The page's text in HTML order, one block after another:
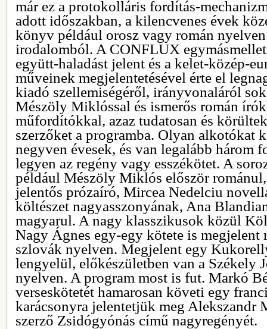
már ez a protokolláris fordítás-
adott időszakban, a kilencvenes évek
könyv például orosz vagy román
irodalomból. A CONFLUX
együtt-haladást jelent és a kelet-közép-
műveinek megjelentetésével érte el
kiadó szellemiségéről, irányvonaláról
Mészöly Miklóssal és ismerős román
műfordítókkal, azaz tudatosan és
szerzőket a programba. Olyan alkotókat
negyven évesek, és van legalább három
legyen az regény vagy esszékötet. A
például Mészöly Miklós először
jelentős prózaíró, Mircea Nedelciu
költészet nagyasszonyának, Ana
magyarul. A nagy klasszikusok közül
Nagy Ágnes egy-egy kötete is megjelent
szlovák nyelven. Megjelent egy
lengyelül, előkészületben van a Székely
nyelven. A program most is fut. Markó
verseskötetét hamarosan követi egy
karácsonyra jelentetjük meg Alekszandr
szerző Zsidógyónás című nagyregényét.